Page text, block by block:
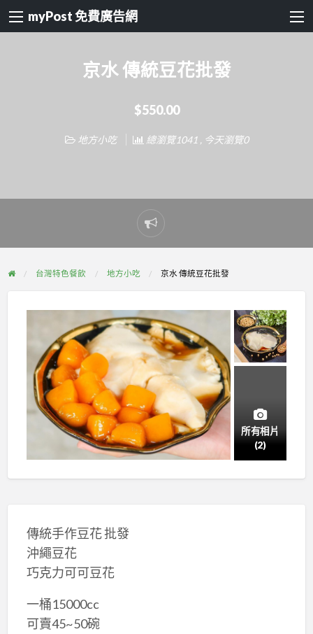
myPost 免費廣告網
京水 傳統豆花批發
$550.00
地方小吃 總瀏覽1041 , 今天瀏覽0
Report
problem
台灣特色餐飲 地方小吃 京水 傳統豆花批發
所有相片
(2)
傳統手作豆花 批發
沖繩豆花
巧克力可可豆花
一桶15000cc
可賣45~50碗